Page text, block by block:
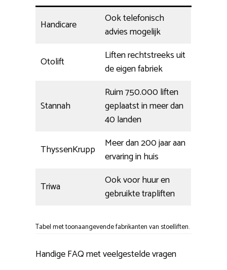
Handicare
Ook telefonisch
advies mogelijk
Otolift
Liften rechtstreeks uit
de eigen fabriek
Stannah
Ruim 750.000 liften
geplaatst in meer dan
40 landen
ThyssenKrupp
Meer dan 200 jaar aan
ervaring in huis
Triwa
Ook voor huur en
gebruikte trapliften
Tabel met toonaangevende fabrikanten van stoelliften.
Handige FAQ met veelgestelde vragen